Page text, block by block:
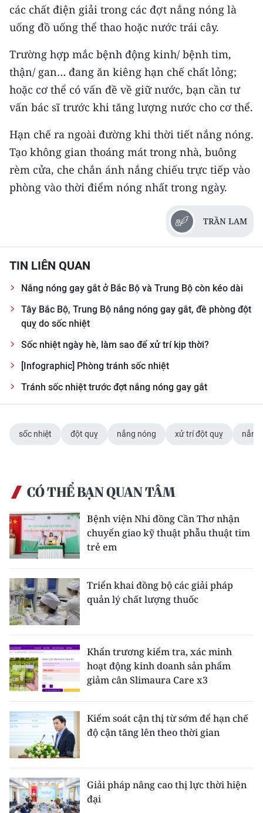
các chất điện giải trong các đợt nắng nóng là
uống đồ uống thể thao hoặc nước trái cây.
Trường hợp mắc bệnh động kinh/ bệnh tim,
thận/ gan… đang ăn kiêng hạn chế chất lỏng;
hoặc cơ thể có vấn đề về giữ nước, bạn cần tư
vấn bác sĩ trước khi tăng lượng nước cho cơ thể.
Hạn chế ra ngoài đường khi thời tiết nắng nóng.
Tạo không gian thoáng mát trong nhà, buông
rèm cửa, che chắn ánh nắng chiếu trực tiếp vào
phòng vào thời điểm nóng nhất trong ngày.
TRẦN LAM
TIN LIÊN QUAN
Nắng nóng gay gắt ở Bắc Bộ và Trung Bộ còn kéo dài
Tây Bắc Bộ, Trung Bộ nắng nóng gay gắt, đề phòng đột
quỵ do sốc nhiệt
Sốc nhiệt ngày hè, làm sao để xử trí kịp thời?
[Infographic] Phòng tránh sốc nhiệt
Tránh sốc nhiệt trước đợt nắng nóng gay gắt
sốc nhiệt đột quỵ nắng nóng xử trí đột quỵ nắng
CÓ THỂ BẠN QUAN TÂM
Bệnh viện Nhi đồng Cần Thơ nhận
chuyển giao kỹ thuật phẫu thuật tim
trẻ em
Triển khai đồng bộ các giải pháp
quản lý chất lượng thuốc
Khẩn trương kiểm tra, xác minh
hoạt động kinh doanh sản phẩm
giảm cân Slimaura Care x3
Kiểm soát cận thị từ sớm để hạn chế
độ cận tăng lên theo thời gian
Giải pháp nâng cao thị lực thời hiện
đại